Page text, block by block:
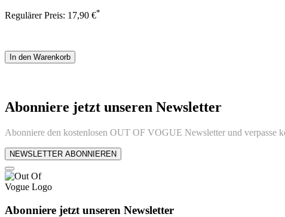
Regulärer Preis: 17,90 €*
In den Warenkorb
Abonniere jetzt unseren Newsletter
Abonniere den kostenlosen OUT OF VOGUE Newsletter und verpasse
NEWSLETTER ABONNIEREN
Abonniere jetzt unseren Newsletter